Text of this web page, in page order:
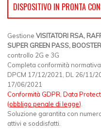
DISPOSITIVO IN PRONTA
Gestione VISITATORI RSA,
SUPER GREEN PASS,
controllo 2G e 3G
Completa conformità
DPCM 17/12/2021, DL 26/11/
17/06/2021
Conformità GDPR, Data
(obbligo penale di legge)
Soluzione garantita con
attivi e soddisfatti.